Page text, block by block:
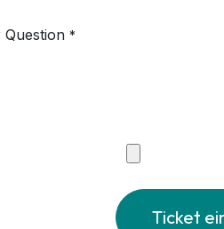
Question *
Ticket